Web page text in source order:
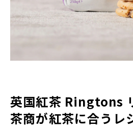
英国紅茶 Ringtons
茶商が紅茶に合うレ